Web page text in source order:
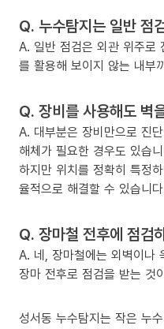
Q. 누수탐지는 일반 점
A. 일반 점검은 외관 위주로
를 활용해 보이지 않는 내부
Q. 장비를 사용해도 벽
A. 대부분은 장비만으로 진
해체가 필요한 경우도 있습
하지만 위치를 정확히 특정
율적으로 해결할 수 있습니
Q. 장마철 전후에 점검
A. 네, 장마철에는 외벽이나
장마 전후로 점검을 받는 것
성서동 누수탐지는 작은 누